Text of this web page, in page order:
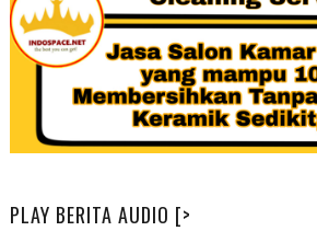
PLAY BERITA AUDIO [>